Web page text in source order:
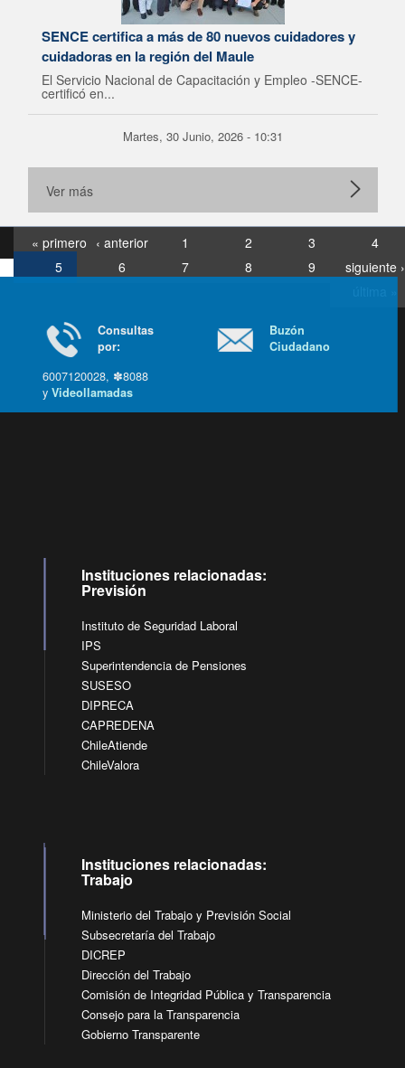
SENCE certifica a más de 80 nuevos cuidadores y
cuidadoras en la región del Maule
El Servicio Nacional de Capacitación y Empleo -SENCE-
certificó en...
Martes, 30 Junio, 2026 - 10:31
Ver más
« primero ‹ anterior 1 2 3
4
5
6 7 8 9
siguiente ›
Consultas
por:
6007120028, ✽8088
yVideollamadas
Buzón
Ciudadano
Instituciones relacionadas:
Previsión
Instituto de Seguridad Laboral
IPS
Superintendencia de Pensiones
SUSESO
DIPRECA
CAPREDENA
ChileAtiende
ChileValora
Instituciones relacionadas:
Trabajo
Ministerio del Trabajo y Previsión Social
Subsecretaría del Trabajo
DICREP
Dirección del Trabajo
Comisión de Integridad Pública y Transparencia
Consejo para la Transparencia
Gobierno Transparente